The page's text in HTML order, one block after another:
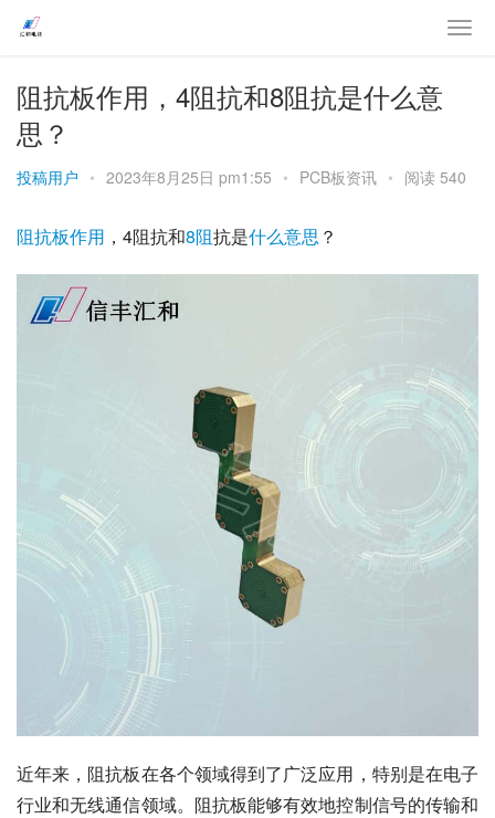
阻抗板作用，4阻抗和8阻抗是什么意
思？
投稿用户 • 2023年8月25日 pm1:55 • PCB板资讯 • 阅读 540
阻抗板作用 ，4阻抗和8阻抗是什么意思 ？
近年来，阻抗板在各个领域得到了广泛应用，特别是在电子
行业和无线通信领域。阻抗板能够有效地控制信号的传输和